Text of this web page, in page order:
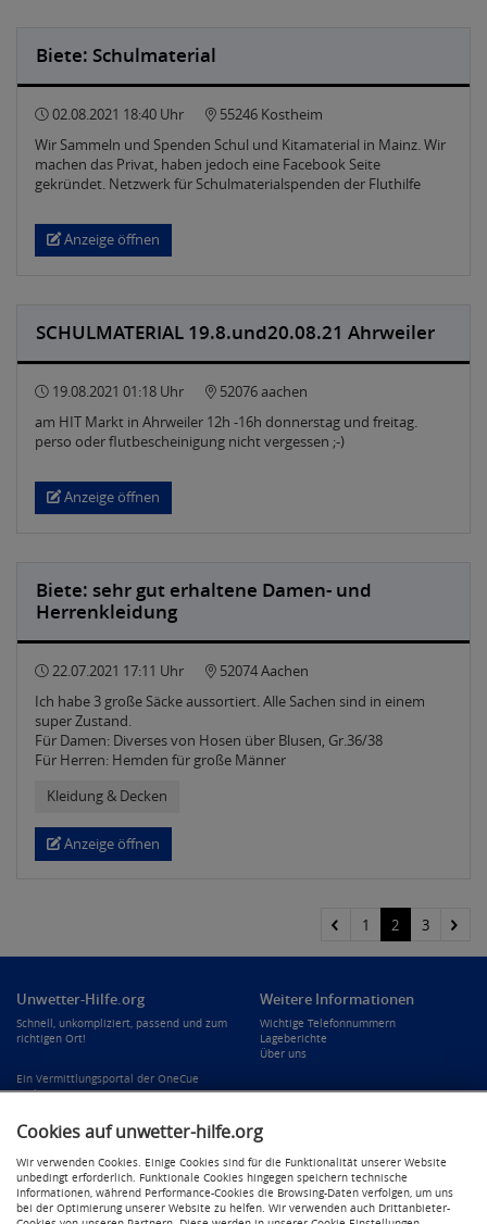
Biete: Schulmaterial
02.08.2021 18:40 Uhr
55246 Kostheim
Wir Sammeln und Spenden Schul und Kitamaterial in Mainz. Wir
machen das Privat, haben jedoch eine Facebook Seite
gekründet. Netzwerk für Schulmaterialspenden der Fluthilfe
Anzeige öffnen
SCHULMATERIAL 19.8.und20.08.21 Ahrweiler
19.08.2021 01:18 Uhr
52076 aachen
am HIT Markt in Ahrweiler 12h -16h donnerstag und freitag.
perso oder flutbescheinigung nicht vergessen ;-)
Anzeige öffnen
Biete: sehr gut erhaltene Damen- und
Herrenkleidung
22.07.2021 17:11 Uhr
52074 Aachen
Ich habe 3 große Säcke aussortiert. Alle Sachen sind in einem
super Zustand.
Für Damen: Diverses von Hosen über Blusen, Gr.36/38
Für Herren: Hemden für große Männer
Kleidung & Decken
Anzeige öffnen
1 2 3
Unwetter-Hilfe.org
Schnell, unkompliziert, passend und zum
richtigen Ort!
Ein Vermittlungsportal der OneCue
GmbH.
Weitere Informationen
Wichtige Telefonnummern
Lageberichte
Über uns
Rechtliches
Impressum
Datenschutzerklärung
Cookie-Einstellungen
Eine Portallösung von:
Cookies auf unwetter-hilfe.org
Wir verwenden Cookies. Einige Cookies sind für die Funktionalität unserer Website
unbedingt erforderlich. Funktionale Cookies hingegen speichern technische
Informationen, während Performance-Cookies die Browsing-Daten verfolgen, um uns
bei der Optimierung unserer Website zu helfen. Wir verwenden auch Drittanbieter-